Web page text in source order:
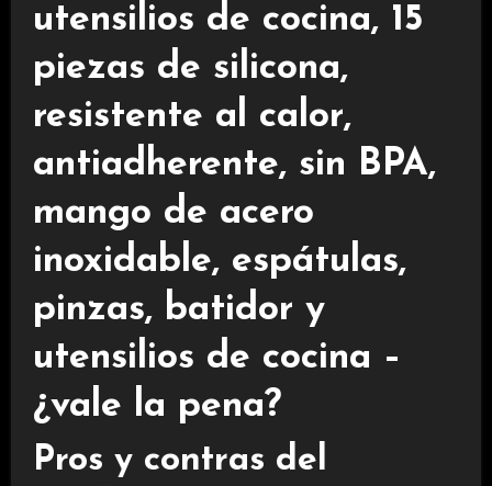
utensilios de cocina, 15
piezas de silicona,
resistente al calor,
antiadherente, sin BPA,
mango de acero
inoxidable, espátulas,
pinzas, batidor y
utensilios de cocina –
¿vale la pena?
Pros y contras del